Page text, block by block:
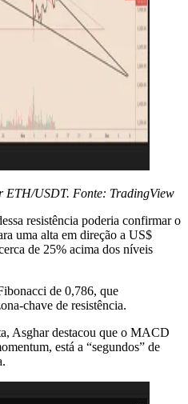
ETH/USDT. Fonte: TradingView
resistência poderia confirmar o
uma alta em direção a US$
de 25% acima dos níveis
de 0,786, que
chave de resistência.
Asghar destacou que o MACD
está a “segundos” de